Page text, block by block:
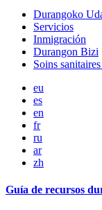
Durangoko
Servicios
Inmigración
Durangon Bizi
Soins
eu
es
en
fr
ru
ar
zh
Guía de recursos